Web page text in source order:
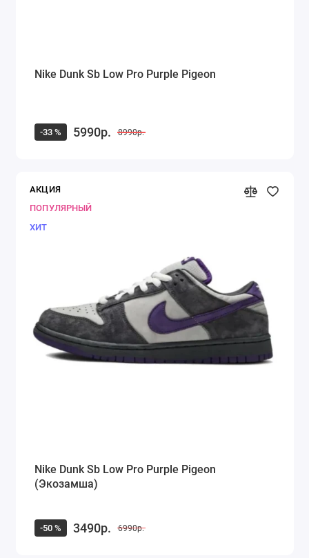
Nike Dunk Sb Low Pro Purple Pigeon
-33 % 5990р. 8990р.
АКЦИЯ
ПОПУЛЯРНЫЙ
ХИТ
Nike Dunk Sb Low Pro Purple Pigeon
(Экозамша)
-50 % 3490р. 6990р.